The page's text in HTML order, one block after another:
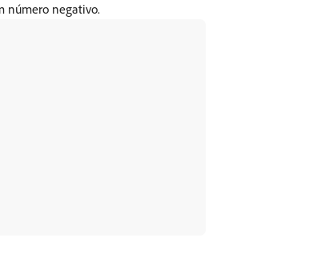
número negativo.